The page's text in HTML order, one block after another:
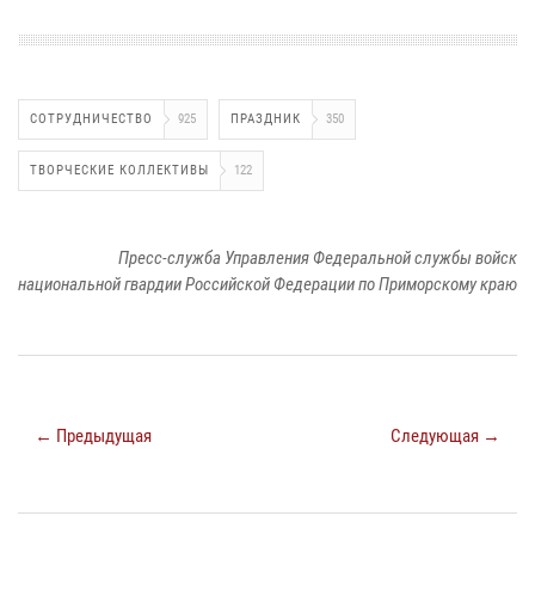
СОТРУДНИЧЕСТВО 925 ПРАЗДНИК 350
ТВОРЧЕСКИЕ КОЛЛЕКТИВЫ 122
Пресс-служба Управления Федеральной службы войск
национальной гвардии Российской Федерации по Приморскому краю
← Предыдущая Следующая →